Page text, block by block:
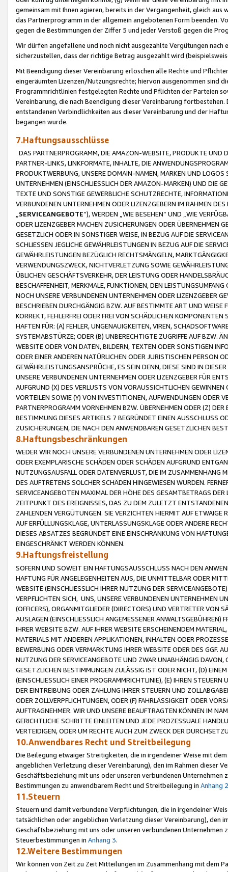
gemeinsam mit Ihnen agieren, bereits in der Vergangenheit, gleich
das Partnerprogramm in der allgemein angebotenen Form beenden.
gegen die Bestimmungen der Ziffer 5 und jeder Verstoß gegen die
Wir dürfen angefallene und noch nicht ausgezahlte Vergütungen
sicherzustellen, dass der richtige Betrag ausgezahlt wird
Mit Beendigung dieser Vereinbarung erlöschen alle Rechte und
eingeräumten Lizenzen/Nutzungsrechte; hiervon ausgenommen sind
Programmrichtlinien festgelegten Rechte und Pflichten der Parteien
Vereinbarung, die nach Beendigung dieser Vereinbarung
entstandenen Verbindlichkeiten aus dieser Vereinbarung und der
begangen wurde.
7.Haftungsausschlüsse
DAS PARTNERPROGRAMM, DIE AMAZON-WEBSITE, PRODUKTE UND
PARTNER-LINKS, LINKFORMATE, INHALTE, DIE
PRODUKTWERBUNG, UNSERE DOMAIN-NAMEN, MARKEN UND
UNTERNEHMEN (EINSCHLIESSLICH DER AMAZON-MARKEN) UND DIE
TEXTE UND SONSTIGE GEWERBLICHE SCHUTZRECHTE,
VERBUNDENEN UNTERNEHMEN ODER LIZENZGEBERN IM RAHMEN
SERVICEANGEBOTE“), WERDEN „WIE BESEHEN“ UND „WIE
ODER LIZENZGEBER MACHEN ZUSICHERUNGEN ODER ÜBERNEHMEN
GESETZLICH ODER IN SONSTIGER WEISE, IN BEZUG AUF DIE
SCHLIESSEN JEGLICHE GEWÄHRLEISTUNGEN IN BEZUG AUF DIE
GEWÄHRLEISTUNGEN BEZÜGLICH RECHTSMÄNGELN,
VERWENDUNGSZWECK, NICHTVERLETZUNG SOWIE
ÜBLICHEN GESCHÄFTSVERKEHR, DER LEISTUNG ODER
BESCHAFFENHEIT, MERKMALE, FUNKTIONEN, DEN
NOCH UNSERE VERBUNDENEN UNTERNEHMEN ODER LIZENZGEBER
BESCHRIEBEN DURCHGÄNGIG BZW. AUF BESTIMMTE ART UND
KORREKT, FEHLERFREI ODER FREI VON SCHÄDLICHEN
HAFTEN FÜR: (A) FEHLER, UNGENAUIGKEITEN, VIREN,
SYSTEMABSTÜRZE; ODER (B) UNBERECHTIGTE ZUGRIFFE AUF BZW.
WEBSITE ODER VON DATEN, BILDERN, TEXTEN ODER SONSTIGEN
ODER EINER ANDEREN NATÜRLICHEN ODER JURISTISCHEN PERSON
GEWÄHRLEISTUNGSANSPRÜCHE, ES SEIN DENN, DIESE SIND IN
UNSERE VERBUNDENEN UNTERNEHMEN ODER LIZENZGEBER FÜR
AUFGRUND (X) DES VERLUSTS VON VORAUSSICHTLICHEN
VORTEILEN SOWIE (Y) VON INVESTITIONEN, AUFWENDUNGEN ODER
PARTNERPROGRAMM VORNEHMEN BZW. ÜBERNEHMEN ODER (Z)
BESTIMMUNG DIESES ARTIKELS 7 BEGRÜNDET EINEN AUSSCHLUSS
ZUSICHERUNGEN, DIE NACH DEN ANWENDBAREN GESETZLICHEN
8.Haftungsbeschränkungen
WEDER WIR NOCH UNSERE VERBUNDENEN UNTERNEHMEN ODER
ODER EXEMPLARISCHE SCHÄDEN ODER SCHÄDEN AUFGRUND
NUTZUNGSAUSFALL ODER DATENVERLUST, DIE IM ZUSAMMENHANG
DES AUFTRETENS SOLCHER SCHÄDEN HINGEWIESEN WURDEN.
SERVICEANGEBOTEN MAXIMAL DER HÖHE DES GESAMTBETRAGS
ZEITPUNKT DES EREIGNISSES, DAS ZU DEM ZULETZT
ZAHLENDEN VERGÜTUNGEN. SIE VERZICHTEN HIERMIT AUF
AUF ERFÜLLUNGSKLAGE, UNTERLASSUNGSKLAGE ODER ANDERE
DIESES ABSATZES BEGRÜNDET EINE EINSCHRÄNKUNG VON
EINGESCHRÄNKT WERDEN KÖNNEN.
9.Haftungsfreistellung
SOFERN UND SOWEIT EIN HAFTUNGSAUSSCHLUSS NACH DEN
HAFTUNG FÜR ANGELEGENHEITEN AUS, DIE UNMITTELBAR ODER
WEBSITE (EINSCHLIESSLICH IHRER NUTZUNG DER
VERPFLICHTEN SICH, UNS, UNSERE VERBUNDENEN UNTERNEHMEN
(OFFICERS), ORGANMITGLIEDER (DIRECTORS) UND VERTRETER VON
AUSLAGEN (EINSCHLIESSLICH ANGEMESSENER
IHRER WEBSITE BZW. AUF IHRER WEBSITE ERSCHEINENDEM
MATERIALS MIT ANDEREN APPLIKATIONEN, INHALTEN ODER
BEWERBUNG ODER VERMARKTUNG IHRER WEBSITE ODER DES GGF.
NUTZUNG DER SERVICEANGEBOTE UND ZWAR UNABHÄNGIG
GESETZLICHEN BESTIMMUNGEN ZULÄSSIG IST ODER NICHT, (D)
(EINSCHLIESSLICH EINER PROGRAMMRICHTLINIE), (E) IHREN
DER EINTREIBUNG ODER ZAHLUNG IHRER STEUERN UND
ODER ZOLLVERPFLICHTUNGEN, ODER (F) FAHRLÄSSIGKEIT ODER
AUFTRAGNEHMER. WIR UND UNSERE BEAUFTRAGTEN KÖNNEN IM
GERICHTLICHE SCHRITTE EINLEITEN UND JEDE PROZESSUALE
VERTEIDIGEN, ODER UM RECHTE AUCH ZUM ZWECK DER
10.Anwendbares Recht und Streitbeilegung
Die Beilegung etwaiger Streitigkeiten, die in irgendeiner Weise mit
angeblichen Verletzung dieser Vereinbarung), den im Rahmen dieser
Geschäftsbeziehung mit uns oder unseren verbundenen
Bestimmungen zu anwendbarem Recht und Streitbeilegung in Anhang 2
11.Steuern
Steuern und damit verbundene Verpflichtungen, die in irgendeiner
tatsächlichen oder angeblichen Verletzung dieser Vereinbarung), den
Geschäftsbeziehung mit uns oder unseren verbundenen
Steuerbestimmungen in Anhang 3.
12.Weitere Bestimmungen
Wir können von Zeit zu Zeit Mitteilungen im Zusammenhang mit dem